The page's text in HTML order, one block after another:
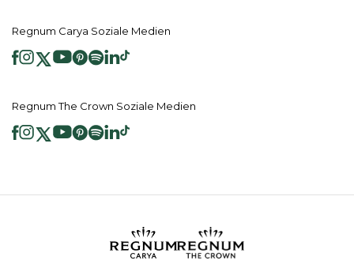
Regnum Carya Soziale Medien
Regnum The Crown Soziale Medien